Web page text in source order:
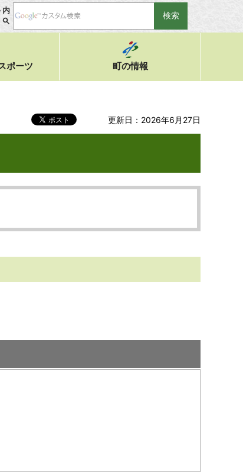
内
ポーツ 町の情報
更新日：2026年6月27日